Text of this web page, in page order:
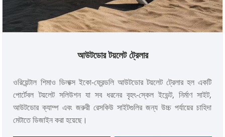
আউটডোর টয়লেট ট্রেলার
ওরিয়েন্টাল শিমাও ডিলাক্স ইকো-ফ্রেন্ডলি আউটডোর টয়লেট ট্রেলার হল একটি
পোর্টেবল টয়লেট সলিউশন যা সব ধরনের বৃহৎ-স্কেল ইভেন্ট, নির্মাণ সাইট,
আউটডোর ক্যাম্প এবং জরুরী রেসকিউ সাইটগুলির জন্য উচ্চ পর্যায়ের চাহিদা
মেটাতে ডিজাইন করা হয়েছে।